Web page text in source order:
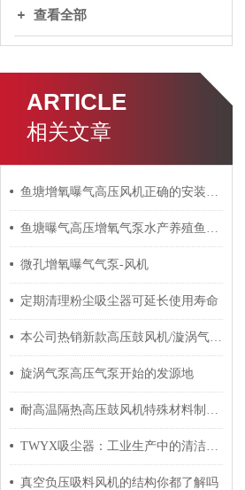
查看全部
ARTICLE
相关文章
鱼塘增氧曝气高压风机正确的安装方式
鱼塘曝气高压增氧气泵水产养殖鱼塘增氧高压风机
微孔增氧曝气气泵-风机
定期清理粉尘吸尘器可延长使用寿命
本公司热销新款高压鼓风机/漩涡气泵热卖报价
旋涡气泵高压气泵开始的发源地
耐高温隔热高压鼓风机特殊材料制造和使用和保养
TWYX吸尘器：工业生产中的清洁利器
真空负压吸料风机的结构你都了解吗